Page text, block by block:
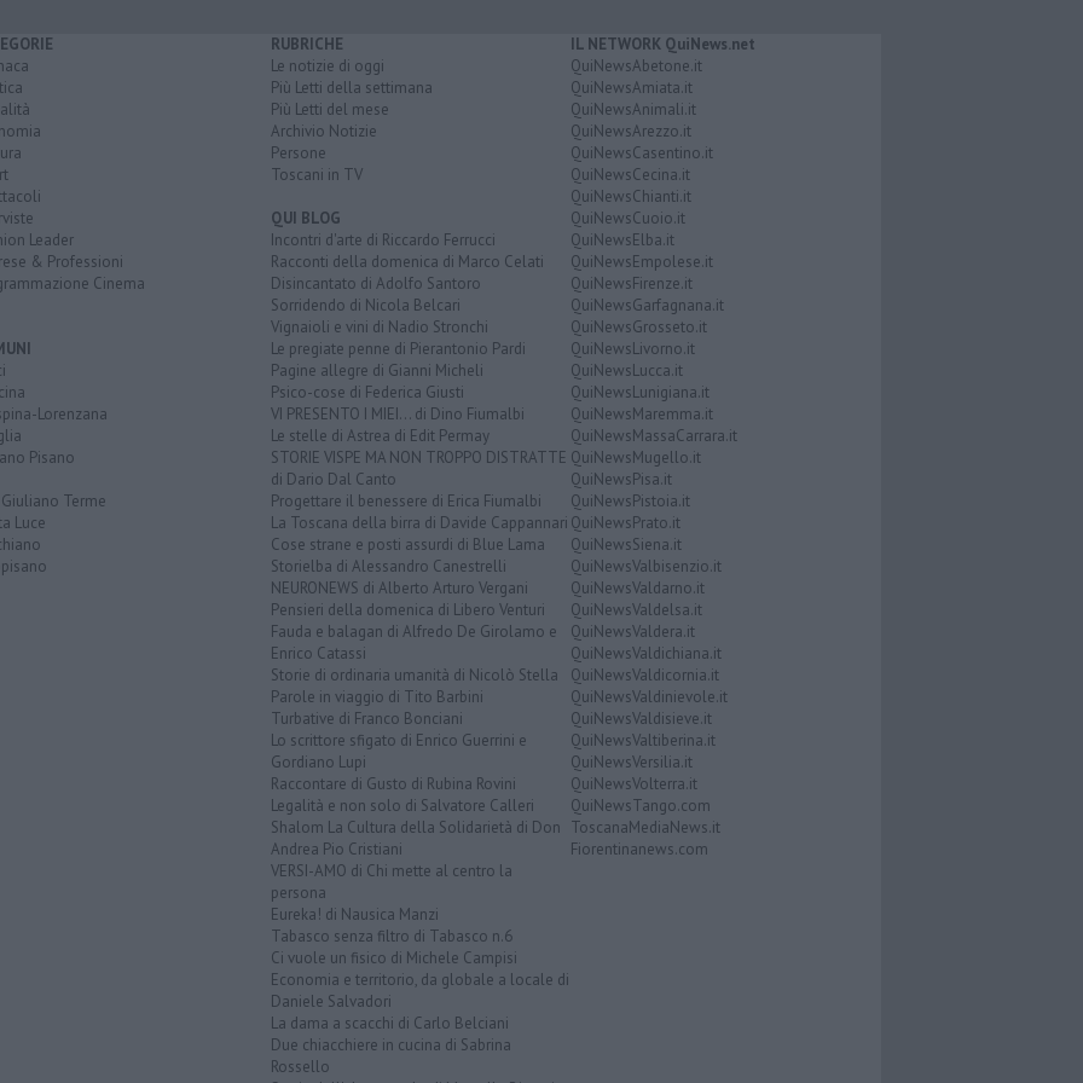
Leader
& Professioni
Cinema
Lorenzana
Pisano
Giuliano Terme
Luce
RUBRICHE
Le notizie di oggi
Più Letti della settimana
Più Letti del mese
Archivio Notizie
Persone
Toscani in TV
QUI BLOG
Incontri d'arte di Riccardo Ferrucci
Racconti della domenica di Marco Celati
Disincantato di Adolfo Santoro
Sorridendo di Nicola Belcari
Vignaioli e vini di Nadio Stronchi
Le pregiate penne di Pierantonio Pardi
Pagine allegre di Gianni Micheli
Psico-cose di Federica Giusti
VI PRESENTO I MIEI... di Dino Fiumalbi
Le stelle di Astrea di Edit Permay
STORIE VISPE MA NON TROPPO DISTRATTE
di Dario Dal Canto
Progettare il benessere di Erica Fiumalbi
La Toscana della birra di Davide Cappannari
Cose strane e posti assurdi di Blue Lama
Storielba di Alessandro Canestrelli
NEURONEWS di Alberto Arturo Vergani
Pensieri della domenica di Libero Venturi
Fauda e balagan di Alfredo De Girolamo e
Enrico Catassi
Storie di ordinaria umanità di Nicolò Stella
Parole in viaggio di Tito Barbini
Turbative di Franco Bonciani
Lo scrittore sfigato di Enrico Guerrini e
Gordiano Lupi
Raccontare di Gusto di Rubina Rovini
Legalità e non solo di Salvatore Calleri
Shalom La Cultura della Solidarietà di Don
Andrea Pio Cristiani
VERSI-AMO di Chi mette al centro la
persona
Eureka! di Nausica Manzi
Tabasco senza filtro di Tabasco n.6
Ci vuole un fisico di Michele Campisi
Economia e territorio, da globale a locale di
Daniele Salvadori
La dama a scacchi di Carlo Belciani
Due chiacchiere in cucina di Sabrina
Rossello
IL NETWORK QuiNews.net
QuiNewsAbetone.it
QuiNewsAmiata.it
QuiNewsAnimali.it
QuiNewsArezzo.it
QuiNewsCasentino.it
QuiNewsCecina.it
QuiNewsChianti.it
QuiNewsCuoio.it
QuiNewsElba.it
QuiNewsEmpolese.it
QuiNewsFirenze.it
QuiNewsGarfagnana.it
QuiNewsGrosseto.it
QuiNewsLivorno.it
QuiNewsLucca.it
QuiNewsLunigiana.it
QuiNewsMaremma.it
QuiNewsMassaCarrara.it
QuiNewsMugello.it
QuiNewsPisa.it
QuiNewsPistoia.it
QuiNewsPrato.it
QuiNewsSiena.it
QuiNewsValbisenzio.it
QuiNewsValdarno.it
QuiNewsValdelsa.it
QuiNewsValdera.it
QuiNewsValdichiana.it
QuiNewsValdicornia.it
QuiNewsValdinievole.it
QuiNewsValdisieve.it
QuiNewsValtiberina.it
QuiNewsVersilia.it
QuiNewsVolterra.it
QuiNewsTango.com
ToscanaMediaNews.it
Fiorentinanews.com